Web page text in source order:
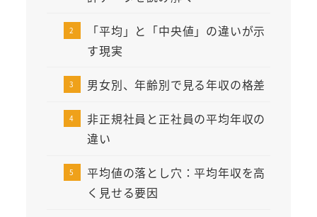
「平均」と「中央値」の違いが示
す現実
男女別、年齢別で見る年収の格差
非正規社員と正社員の平均年収の
違い
平均値の落とし穴：平均年収を高
く見せる要因